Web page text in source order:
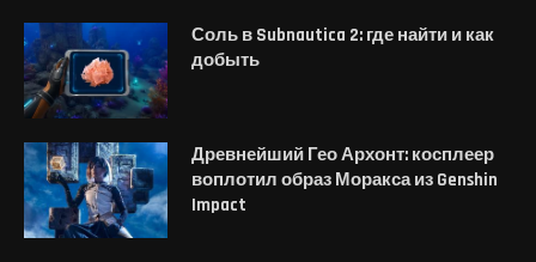
Соль в Subnautica 2: где найти и как
добыть
Древнейший Гео Архонт: косплеер
воплотил образ Моракса из Genshin
Impact